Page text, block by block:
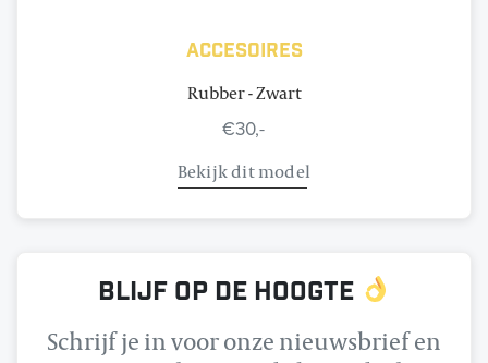
Accesoires
Rubber - Zwart
€30,-
Bekijk dit model
Blijf op de hoogte
Schrijf je in voor onze nieuwsbrief en